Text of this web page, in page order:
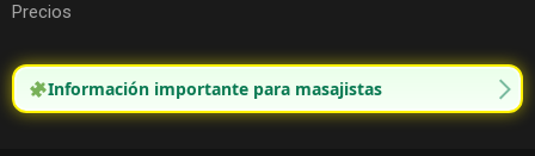
Precios
Información importante para masajistas